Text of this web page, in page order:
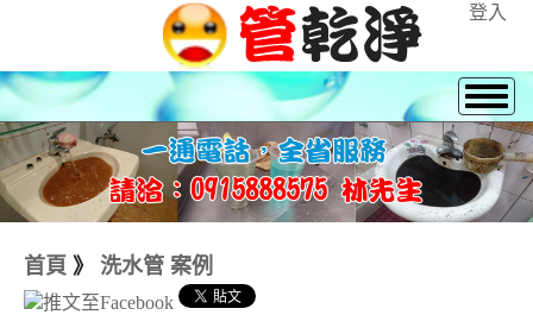
登入
首頁 》 洗水管 案例